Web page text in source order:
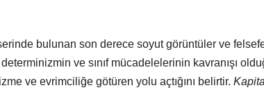
bulunan son derece soyut görüntüler ve
ve sınıf mücadelelerinin kavranışı
ve evrimciliğe götüren yolu açtığını belirtir.